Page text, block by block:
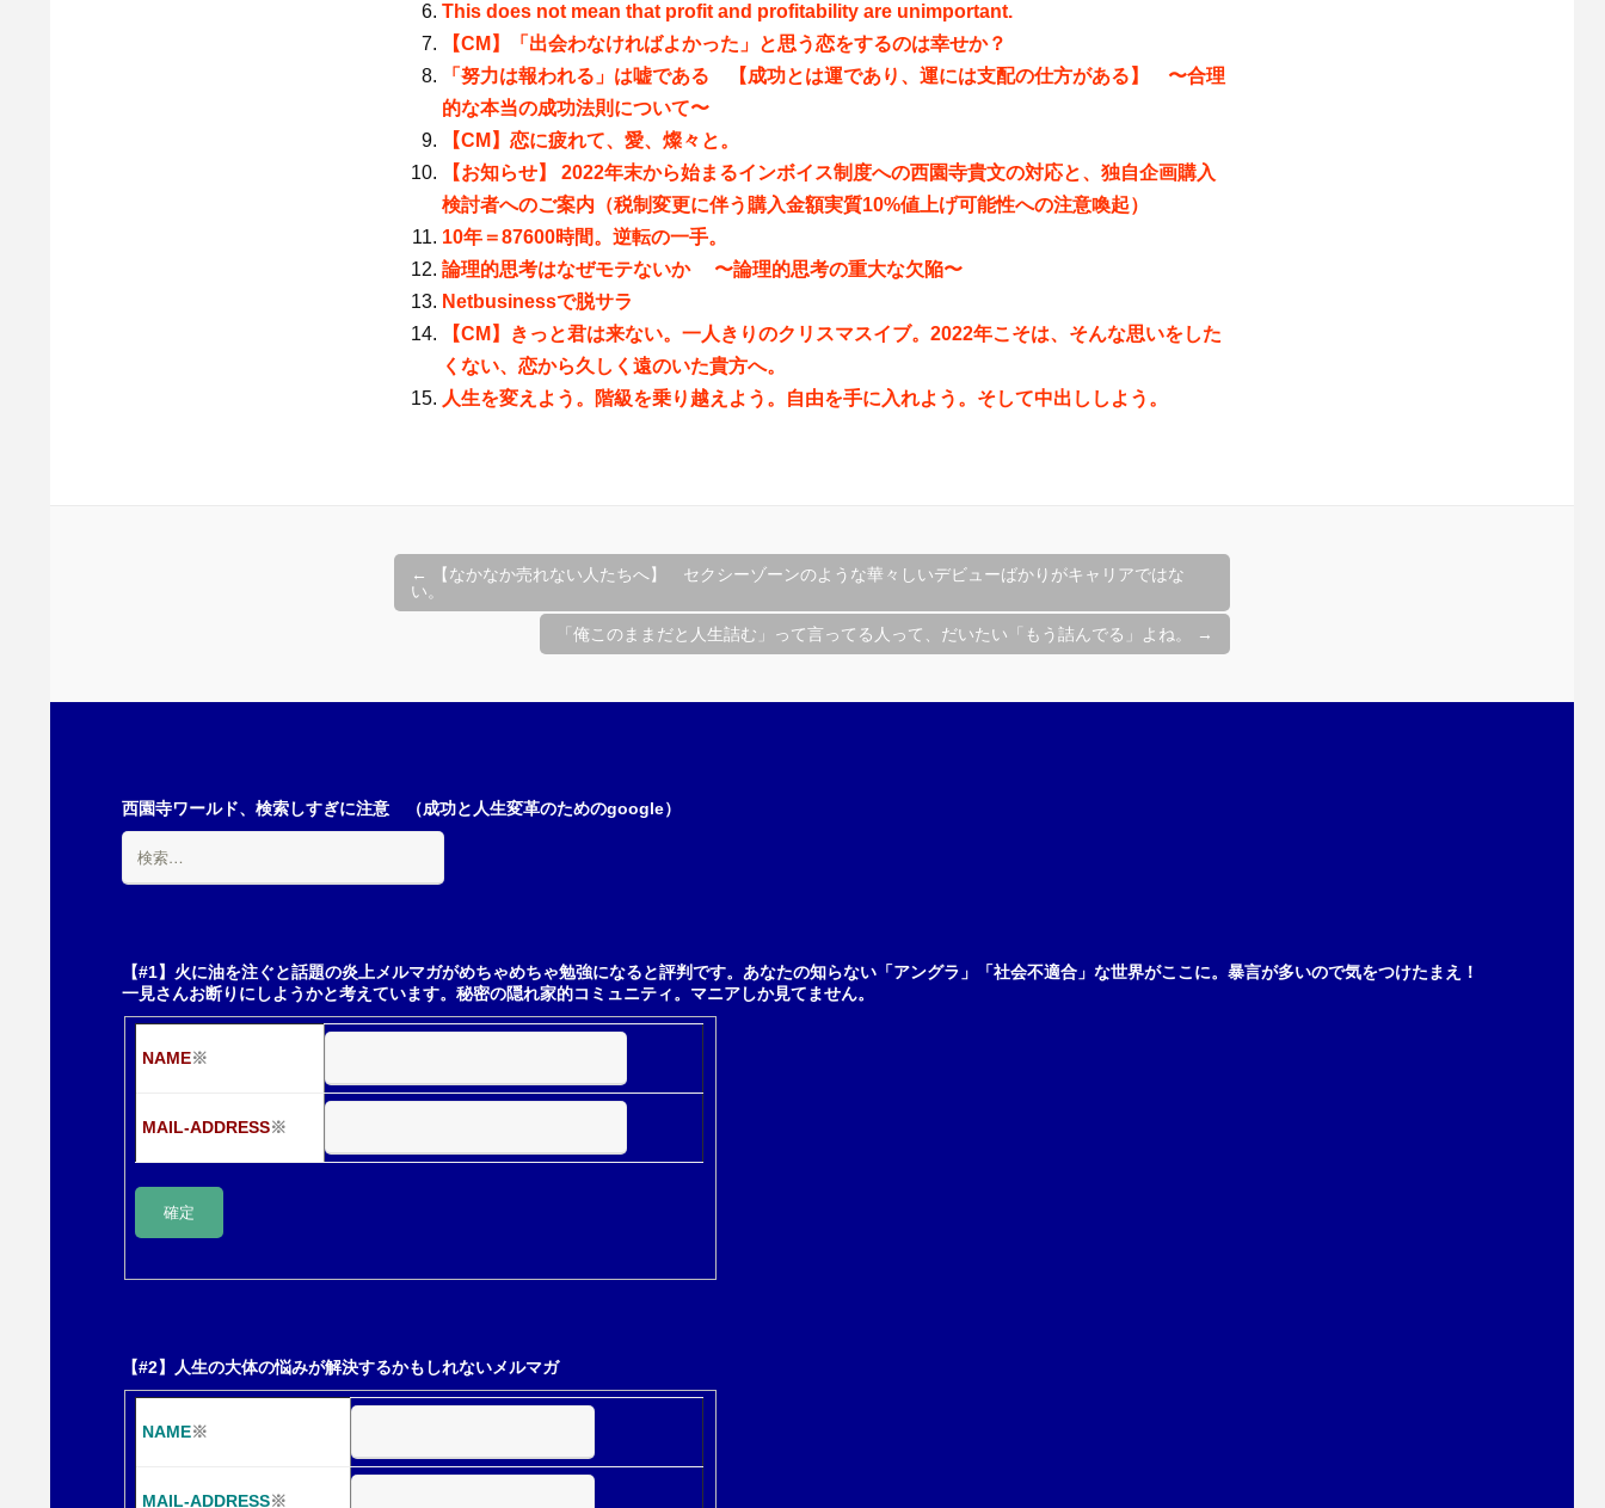
This does not mean that profit and profitability are unimportant.
【CM】「出会わなければよかった」と思う恋をするのは幸せか？
「努力は報われる」は嘘である 【成功とは運であり、運には支配の仕方がある】 〜合理
的な本当の成功法則について〜
【CM】恋に疲れて、愛、燦々と。
【お知らせ】 2022年末から始まるインボイス制度への西園寺貴文の対応と、独自企画購入
検討者へのご案内（税制変更に伴う購入金額実質10%値上げ可能性への注意喚起）
10年＝87600時間。逆転の一手。
論理的思考はなぜモテないか 〜論理的思考の重大な欠陥〜
Netbusinessで脱サラ
【CM】きっと君は来ない。一人きりのクリスマスイブ。2022年こそは、そんな思いをした
くない、恋から久しく遠のいた貴方へ。
人生を変えよう。階級を乗り越えよう。自由を手に入れよう。そして中出ししよう。
←
【なかなか売れない人たちへ】 セクシーゾーンのような華々しいデビューばかりがキャリアではな
い。
「俺このままだと人生詰む」って言ってる人って、だいたい「もう詰んでる」よね。 →
西園寺ワールド、検索しすぎに注意 （成功と人生変革のためのgoogle）
索:
【#1】火に油を注ぐと話題の炎上メルマガがめちゃめちゃ勉強になると評判です。あなたの知らない「アングラ」「社会不適合」な世界がここに。暴言が多いので気をつけたまえ！
一見さんお断りにしようかと考えています。秘密の隠れ家的コミュニティ。マニアしか見てません。
NAME※
MAIL-ADDRESS※
【#2】人生の大体の悩みが解決するかもしれないメルマガ
NAME※
MAIL-ADDRESS※